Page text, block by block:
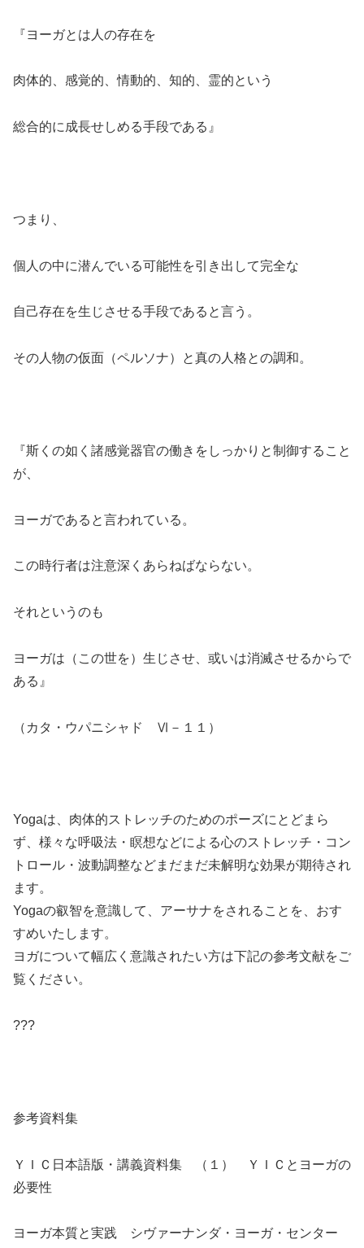
『ヨーガとは人の存在を
肉体的、感覚的、情動的、知的、霊的という
総合的に成長せしめる手段である』
つまり、
個人の中に潜んでいる可能性を引き出して完全な
自己存在を生じさせる手段であると言う。
その人物の仮面（ペルソナ）と真の人格との調和。
『斯くの如く諸感覚器官の働きをしっかりと制御すること
が、
ヨーガであると言われている。
この時行者は注意深くあらねばならない。
それというのも
ヨーガは（この世を）生じさせ、或いは消滅させるからで
ある』
（カタ・ウパニシャド Ⅵ－１１）
Yogaは、肉体的ストレッチのためのポーズにとどまら
ず、様々な呼吸法・瞑想などによる心のストレッチ・コン
トロール・波動調整などまだまだ未解明な効果が期待され
ます。
Yogaの叡智を意識して、アーサナをされることを、おす
すめいたします。
ヨガについて幅広く意識されたい方は下記の参考文献をご
覧ください。
???
参考資料集
ＹＩＣ日本語版・講義資料集 （１） ＹＩＣとヨーガの
必要性
ヨーガ本質と実践 シヴァーナンダ・ヨーガ・センター